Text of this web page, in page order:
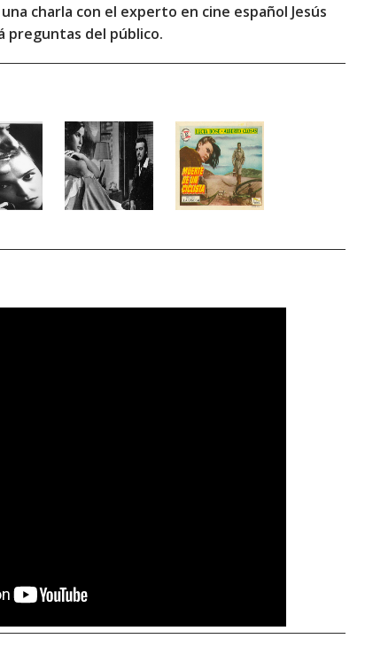
charla con el experto en cine español Jesús
preguntas del público.